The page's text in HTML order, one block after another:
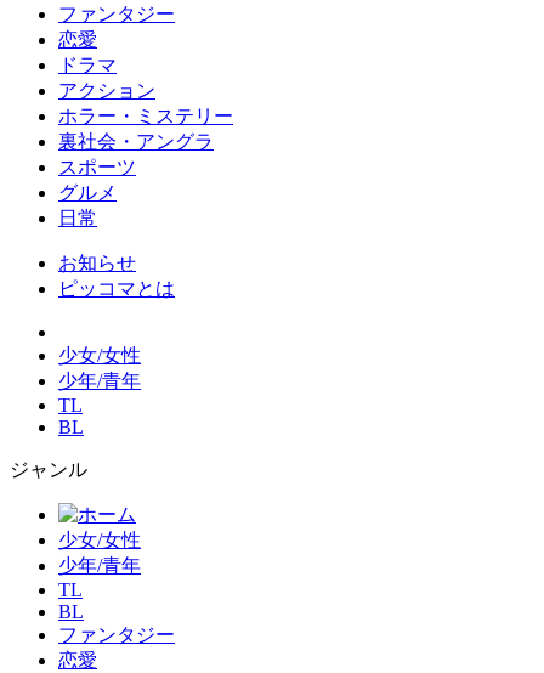
ファンタジー
恋愛
ドラマ
アクション
ホラー・ミステリー
裏社会・アングラ
スポーツ
グルメ
日常
お知らせ
ピッコマとは
少女/女性
少年/青年
TL
BL
ジャンル
少女/女性
少年/青年
TL
BL
ファンタジー
恋愛